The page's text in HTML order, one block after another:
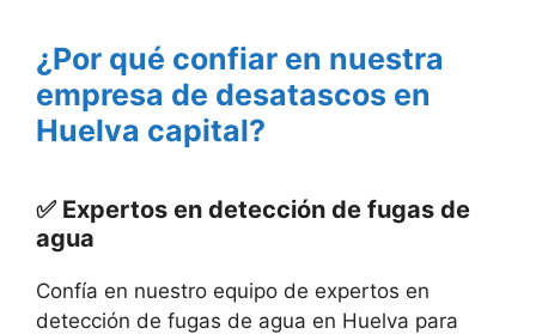
¿Por qué confiar en nuestra
empresa de desatascos en
Huelva capital?
✅ Expertos en detección de fugas de
agua
Confía en nuestro equipo de expertos en
detección de fugas de agua en Huelva para